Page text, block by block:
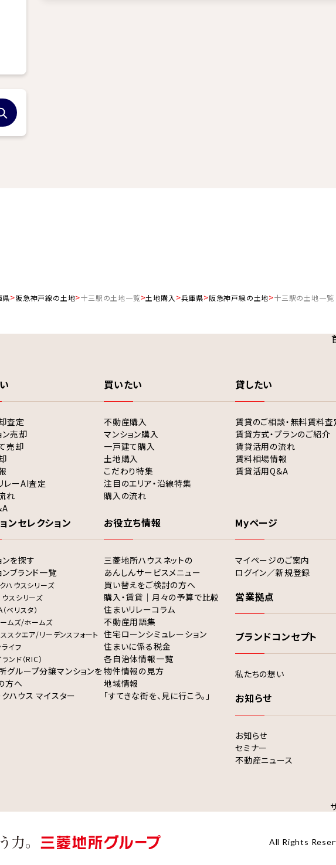
県 阪急神戸線の土地 十三駅の土地一覧 土地購入 兵庫県 阪急神戸線の土地 十三駅の土地一覧
査定
ン売却
売却
レーAI査定
れ
買いたい
不動産購入
マンション購入
一戸建て購入
土地購入
こだわり特集
注目のエリア・沿線特集
購入の流れ
貸したい
賃貸のご相談・無料賃料査
賃貸方式・プランのご紹介
賃貸活用の流れ
賃料相場情報
賃貸活用Q&A
ンセレクション
ンを探す
ンブランド一覧
ハウスシリーズ
スシリーズ
ベリスタ）
ムズ/ホームズ
スクエア/リーデンスフォート
イフ
ンド（RIC）
グループ分譲マンションを
方へ
クハウス マイスター
お役立ち情報
三菱地所ハウスネットの
あんしんサービスメニュー
買い替えをご検討の方へ
購入・賃貸｜月々の予算で比較
住まいリレーコラム
不動産用語集
住宅ローンシミュレーション
住まいに係る税金
各自治体情報一覧
物件情報の見方
地域情報
「すてきな街を、見に行こう。」
Myページ
マイページのご案内
ログイン／新規登録
営業拠点
ブランドコンセプト
私たちの想い
お知らせ
お知らせ
セミナー
不動産ニュース
All Rights